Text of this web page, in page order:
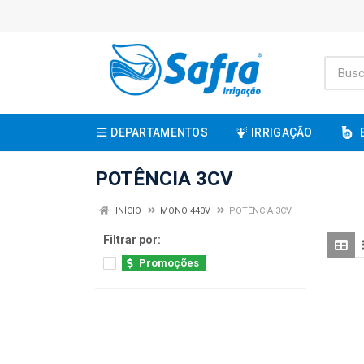
DEPARTAMENTOS IRRIGAÇÃO
POTÊNCIA 3CV
INÍCIO MONO 440V POTÊNCIA 3CV
Filtrar por:
Promoções